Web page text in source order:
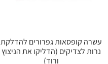
עשרה קופסאות גפרורים להדלקת
נרות לצדיקים (הדליקו את הניצוץ
ורוד)